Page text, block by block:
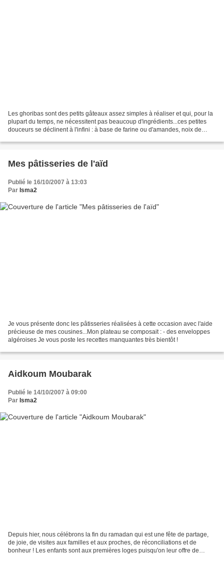
Les ghoribas sont des petits gâteaux assez simples à réaliser et qui, pour la
plupart du temps, ne nécessitent pas beaucoup d'ingrédients...ces petites
douceurs se déclinent à l'infini : à base de farine ou d'amandes, noix de
Mes pâtisseries de l'aïd
Publié le 16/10/2007 à 13:03
Par Isma2
Je vous présente donc les pâtisseries réalisées à cette occasion avec l'aide
précieuse de mes cousines...Mon plateau se composait : - des enveloppes
algéroises Je vous poste les recettes manquantes très bientôt !
Aidkoum Moubarak
Publié le 14/10/2007 à 09:00
Par Isma2
Depuis hier, nous célébrons la fin du ramadan qui est une fête de partage,
de joie, de visites aux familles et aux proches, de réconciliations et de
bonheur ! Les enfants sont aux premières loges puisqu'on leur offre de